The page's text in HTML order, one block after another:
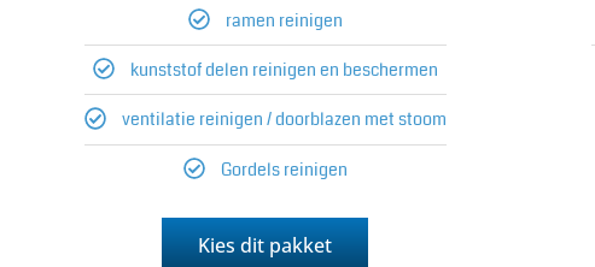
ramen reinigen
kunststof delen reinigen en beschermen
ventilatie reinigen / doorblazen met stoom
Gordels reinigen
Kies dit pakket